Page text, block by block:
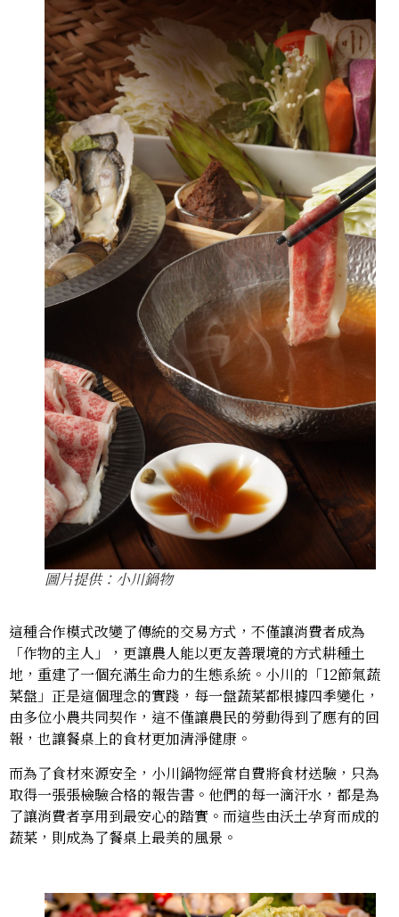
圖片提供：小川鍋物
這種合作模式改變了傳統的交易方式，不僅讓消費者成為
「作物的主人」，更讓農人能以更友善環境的方式耕種土
地，重建了一個充滿生命力的生態系統。小川的「12節氣蔬
菜盤」正是這個理念的實踐，每一盤蔬菜都根據四季變化，
由多位小農共同契作，這不僅讓農民的勞動得到了應有的回
報，也讓餐桌上的食材更加清淨健康。
而為了食材來源安全，小川鍋物經常自費將食材送驗，只為
取得一張張檢驗合格的報告書。他們的每一滴汗水，都是為
了讓消費者享用到最安心的踏實。而這些由沃土孕育而成的
蔬菜，則成為了餐桌上最美的風景。